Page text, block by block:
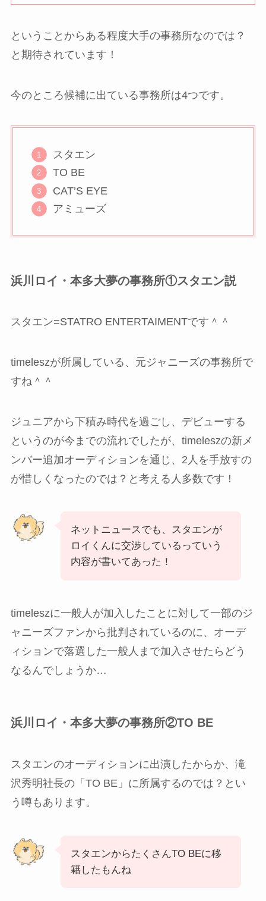
ということからある程度大手の事務所なのでは？
と期待されています！
今のところ候補に出ている事務所は4つです。
スタエン
TO BE
CAT’S EYE
アミューズ
浜川ロイ・本多大夢の事務所①スタエン説
スタエン=STATRO ENTERTAIMENTです＾＾
timeleszが所属している、元ジャニーズの事務所で
すね＾＾
ジュニアから下積み時代を過ごし、デビューする
というのが今までの流れでしたが、timeleszの新メ
ンバー追加オーディションを通じ、2人を手放すの
が惜しくなったのでは？と考える人多数です！
ネットニュースでも、スタエンが
ロイくんに交渉しているっていう
内容が書いてあった！
timeleszに一般人が加入したことに対して一部のジ
ャニーズファンから批判されているのに、オーデ
ィションで落選した一般人まで加入させたらどう
なるんでしょうか…
浜川ロイ・本多大夢の事務所②TO BE
スタエンのオーディションに出演したからか、滝
沢秀明社長の「TO BE」に所属するのでは？とい
う噂もあります。
スタエンからたくさんTO BEに移
籍したもんね